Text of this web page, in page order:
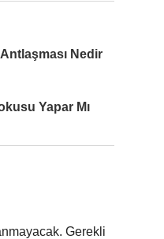
Antlaşması Nedir
Yapar Mı
Gerekli